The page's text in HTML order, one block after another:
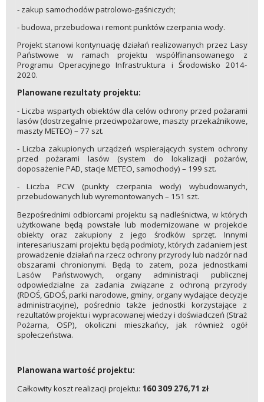
- zakup samochodów patrolowo-gaśniczych;
- budowa, przebudowa i remont punktów czerpania wody.
Projekt stanowi kontynuację działań realizowanych przez Lasy
Państwowe w ramach projektu współfinansowanego z
Programu Operacyjnego Infrastruktura i Środowisko 2014-
2020.
Planowane rezultaty projektu:
- Liczba wspartych obiektów dla celów ochrony przed pożarami
lasów (dostrzegalnie przeciwpożarowe, maszty przekaźnikowe,
maszty METEO) – 77 szt.
- Liczba zakupionych urządzeń wspierających system ochrony
przed pożarami lasów (system do lokalizacji pożarów,
doposażenie PAD, stacje METEO, samochody) – 199 szt.
- Liczba PCW (punkty czerpania wody) wybudowanych,
przebudowanych lub wyremontowanych – 151 szt.
Bezpośrednimi odbiorcami projektu są nadleśnictwa, w których
użytkowane będą powstałe lub modernizowane w projekcie
obiekty oraz zakupiony z jego środków sprzęt. Innymi
interesariuszami projektu będą podmioty, których zadaniem jest
prowadzenie działań na rzecz ochrony przyrody lub nadzór nad
obszarami chronionymi. Będą to zatem, poza jednostkami
Lasów Państwowych, organy administracji publicznej
odpowiedzialne za zadania związane z ochroną przyrody
(RDOŚ, GDOŚ, parki narodowe, gminy, organy wydające decyzje
administracyjne), pośrednio także jednostki korzystające z
rezultatów projektu i wypracowanej wiedzy i doświadczeń (Straż
Pożarna, OSP), okoliczni mieszkańcy, jak również ogół
społeczeństwa.
Planowana wartość projektu:
Całkowity koszt realizacji projektu: 160 309 276,71 zł